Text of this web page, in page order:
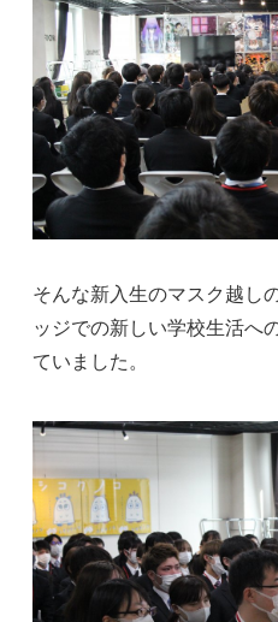
そんな新入生のマスク越し
ッジでの新しい学校生活へ
ていました。